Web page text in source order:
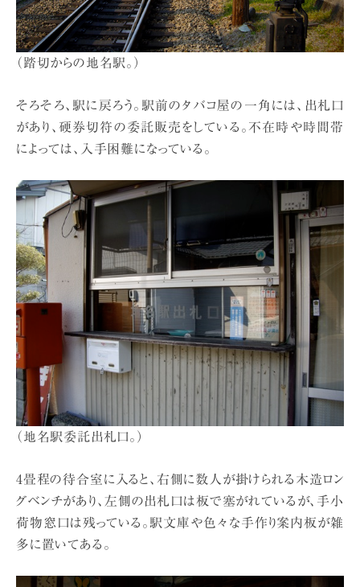
（踏切からの地名駅。）
そろそろ、駅に戻ろう。駅前のタバコ屋の一角には、出札口
があり、硬券切符の委託販売をしている。不在時や時間帯
によっては、入手困難になっている。
（地名駅委託出札口。）
4畳程の待合室に入ると、右側に数人が掛けられる木造ロン
グベンチがあり、左側の出札口は板で塞がれているが、手小
荷物窓口は残っている。駅文庫や色々な手作り案内板が雑
多に置いてある。